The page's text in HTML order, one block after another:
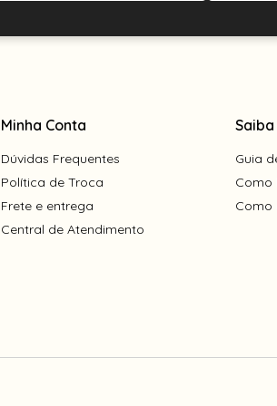
Minha Conta
Dúvidas Frequentes
Política de Troca
Frete e entrega
Central de Atendimento
Saiba
Guia
Como
Como